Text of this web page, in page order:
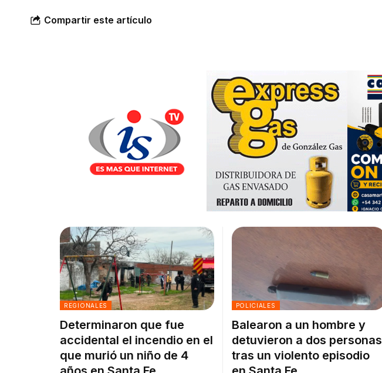
Compartir este artículo
REGIONALES
Determinaron que fue
accidental el incendio en el
que murió un niño de 4
POLICIALES
Balearon a un hombre y
detuvieron a dos personas
tras un violento episodio